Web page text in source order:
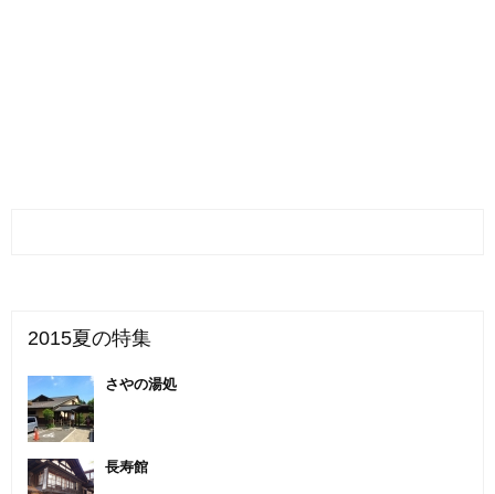
2015夏の特集
さやの湯処
長寿館